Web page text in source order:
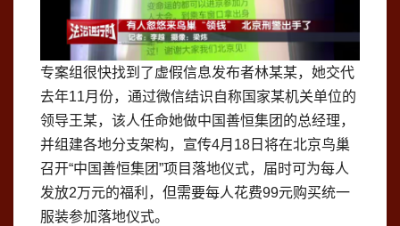
专案组很快找到了虚假信息发布者林某某，她交代
去年11月份，通过微信结识自称国家某机关单位的
领导王某，该人任命她做中国善恒集团的总经理，
并组建各地分支架构，宣传4月18日将在北京鸟巢
召开“中国善恒集团”项目落地仪式，届时可为每人
发放2万元的福利，但需要每人花费99元购买统一
服装参加落地仪式。